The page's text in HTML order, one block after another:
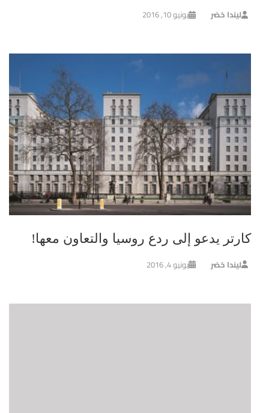
ليندا خضر يونيو 10, 2016
كارتر يدعو إلى ردع روسيا والتعاون معها!
ليندا خضر يونيو 4, 2016